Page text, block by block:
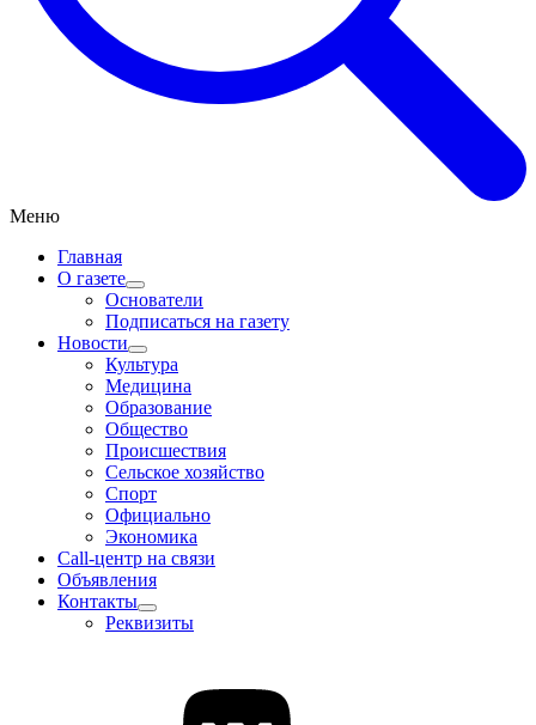
Меню
Главная
О газете
Основатели
Подписаться на газету
Новости
Культура
Медицина
Образование
Общество
Происшествия
Сельское хозяйство
Спорт
Официально
Экономика
Call-центр на связи
Объявления
Контакты
Реквизиты